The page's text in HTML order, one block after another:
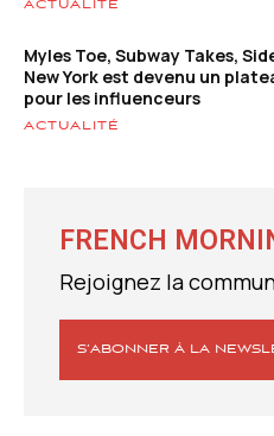
ACTUALITÉ
Myles Toe, Subway Takes,
New York est devenu un
pour les influenceurs
ACTUALITÉ
FRENCH
Rejoignez la
S’ABONNER À LA